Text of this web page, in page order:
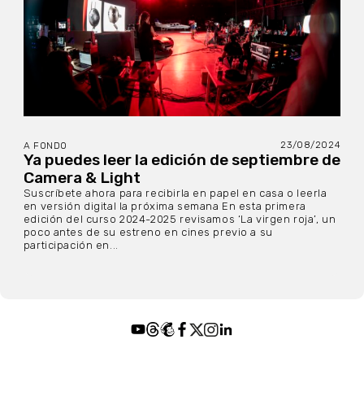
A FONDO 23/08/2024
Ya puedes leer la edición de septiembre de
Camera & Light
Suscríbete ahora para recibirla en papel en casa o leerla
en versión digital la próxima semana En esta primera
edición del curso 2024-2025 revisamos ‘La virgen roja’, un
poco antes de su estreno en cines previo a su
participación en...